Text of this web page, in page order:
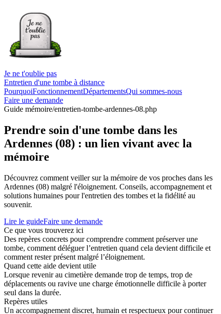
Je ne t'oublie pas
Entretien d'une tombe à distance
PourquoiFonctionnementDépartementsQui sommes-nous
Faire une demande
Guide mémoire/entretien-tombe-ardennes-08.php
Prendre soin d'une tombe dans les
Ardennes (08) : un lien vivant avec la
mémoire
Découvrez comment veiller sur la mémoire de vos proches dans les
Ardennes (08) malgré l'éloignement. Conseils, accompagnement et
solutions humaines pour l'entretien des tombes et la fidélité au
souvenir.
Lire le guideFaire une demande
Ce que vous trouverez ici
Des repères concrets pour comprendre comment préserver une
tombe, comment déléguer l’entretien quand cela devient difficile et
comment rester présent malgré l’éloignement.
Quand cette aide devient utile
Lorsque revenir au cimetière demande trop de temps, trop de
déplacements ou ravive une charge émotionnelle difficile à porter
seul dans la durée.
Repères utiles
Un accompagnement discret, humain et respectueux pour continuer